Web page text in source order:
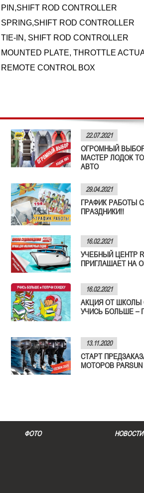
ROD CONTROLLER
ROD CONTROLLER
IN, SHIFT ROD CONTROLLER
PLATE, THROTTLE
CONTROL BOX
22.07.2021
ОГРОМНЫЙ
МАСТЕР ЛОДОК
АВТО
29.04.2021
ГРАФИК РАБОТЫ
ПРАЗДНИКИ!!
16.02.2021
УЧЕБНЫЙ ЦЕНТР
ПРИГЛАШАЕТ НА
16.02.2021
АКЦИЯ ОТ ШКОЛЫ
УЧИСЬ БОЛЬШЕ –
13.11.2020
СТАРТ
МОТОРОВ
ФОТО НОВОСТИ